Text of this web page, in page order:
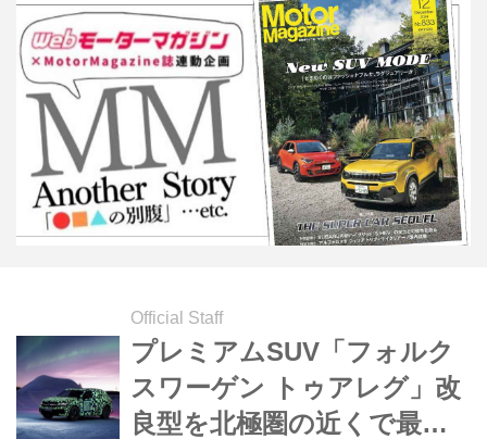
Official Staff
プレミアムSUV「フォルク
スワーゲン トゥアレグ」改
良型を北極圏の近くで最終